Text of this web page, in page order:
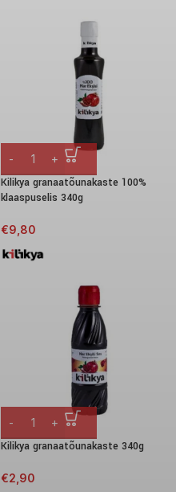
Kilikya granaatõunakaste 100%
klaaspuselis 340g
€9,80
Kilikya granaatõunakaste 340g
€2,90